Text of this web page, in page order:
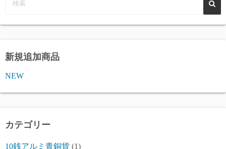
新規追加商品
NEW
カテゴリー
10銭アルミ青銅貨 (1)